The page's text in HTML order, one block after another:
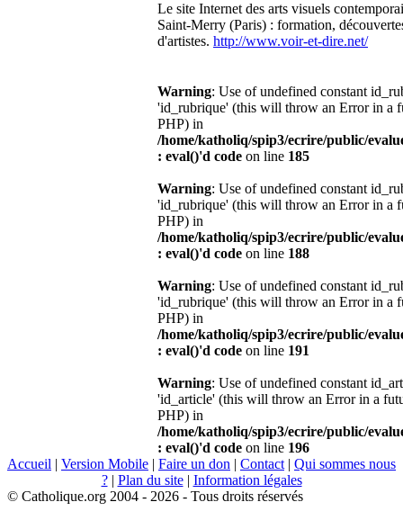
Le site Internet des arts visuels
Saint-Merry (Paris) : formation,
d'artistes. http://www.voir-et-dire.net/
Warning: Use of undefined constant
'id_rubrique' (this will throw an Error in a
PHP) in
/home/katholiq/spip3/ecrire/public/
: eval()'d code on line 185
Warning: Use of undefined constant
'id_rubrique' (this will throw an Error in a
PHP) in
/home/katholiq/spip3/ecrire/public/
: eval()'d code on line 188
Warning: Use of undefined constant
'id_rubrique' (this will throw an Error in a
PHP) in
/home/katholiq/spip3/ecrire/public/
: eval()'d code on line 191
Warning: Use of undefined constant
'id_article' (this will throw an Error in a
PHP) in
/home/katholiq/spip3/ecrire/public/
: eval()'d code on line 196
Accueil | Version Mobile | Faire un don | Contact | Qui sommes nous
?| Plan du site| Information légales
© Catholique.org 2004 - 2026 - Tous droits réservés